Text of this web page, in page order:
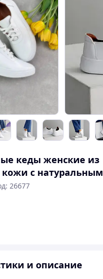
кеды женские из
кожи с натуральным
26677
и описание